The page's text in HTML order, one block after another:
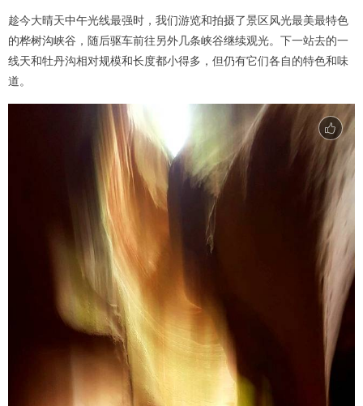
趁今大晴天中午光线最强时，我们游览和拍摄了景区风光最美最特色
的桦树沟峡谷，随后驱车前往另外几条峡谷继续观光。下一站去的一
线天和牡丹沟相对规模和长度都小得多，但仍有它们各自的特色和味
道。